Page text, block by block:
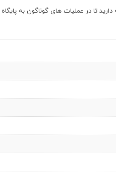
تا در عملیات های گوناگون به